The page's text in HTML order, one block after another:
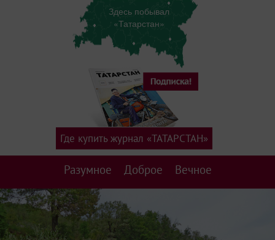
Здесь побывал
«Татарстан»
Разумное Доброе Вечное
Где купить журнал «ТАТАРСТАН»